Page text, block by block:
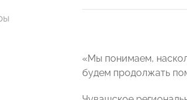
«Мы понимаем,
будем продолжать